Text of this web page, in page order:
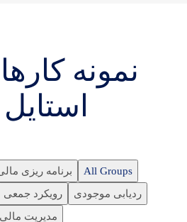
نمونه
All Groups برنامه ریزی مالی
ردیابی موجودی
رویکرد جمعی
مدیریت مالی